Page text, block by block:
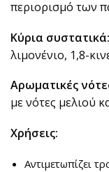
περιορισμό των
Κύρια συστατικά:
λιμονένιο, 1,8-
Αρωματικές
με νότες μελιού
Χρήσεις:
Αντιμετωπίζει